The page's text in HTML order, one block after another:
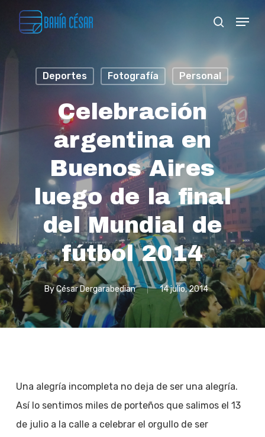
search
Menu
Deportes Fotografía Personal
Celebración
argentina en
Buenos Aires
luego de la final
del Mundial de
fútbol 2014
ByCésar Dergarabedian 14 julio, 2014
Una alegría incompleta no deja de ser una alegría.
Así lo sentimos miles de porteños que salimos el 13
de julio a la calle a celebrar el orgullo de ser